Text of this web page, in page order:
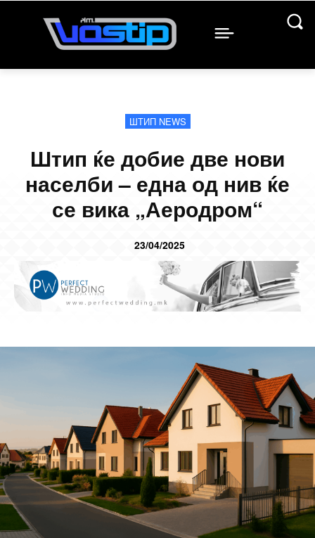
ШТИП NEWS
Штип ќе добие две нови
населби – една од нив ќе
се вика „Аеродром“
23/04/2025